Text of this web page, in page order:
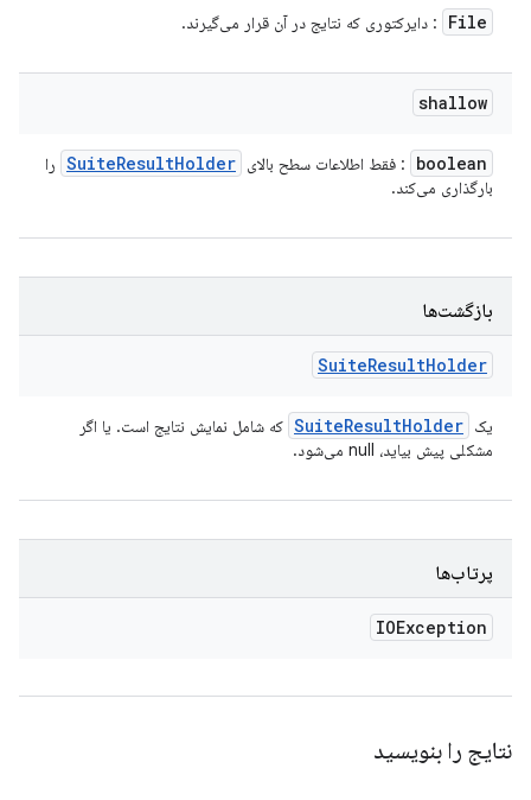
File : دایرکتوری که نتایج در آن قرار می‌گیرند.
shallow
boolean : فقط اطلاعات سطح بالای SuiteResultHolder
را
بارگذاری می‌کند.
بازگشت‌ها
SuiteResultHolder
یک SuiteResultHolder
که شامل نمایش نتایج است. یا اگر
مشکلی پیش بیاید، null می‌شود.
پرتاب‌ها
IOException
نتایج را بنویسید